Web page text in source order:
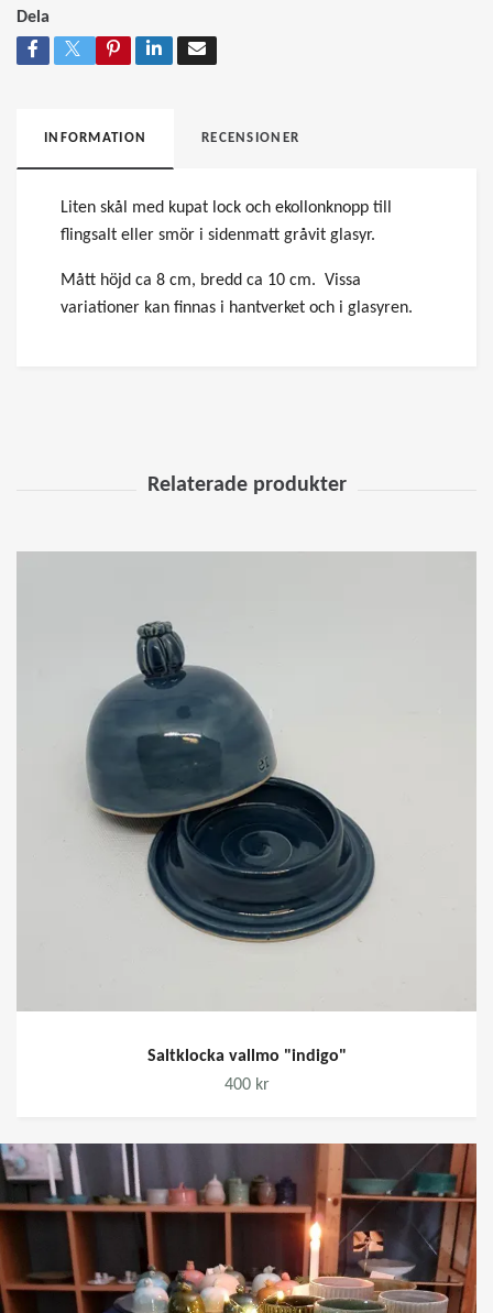
Dela
INFORMATION RECENSIONER
Liten skål med kupat lock och ekollonknopp till
flingsalt eller smör i sidenmatt gråvit glasyr.
Mått höjd ca 8 cm, bredd ca 10 cm. Vissa
variationer kan finnas i hantverket och i glasyren.
Saltklocka vallmo "indigo"
400 kr